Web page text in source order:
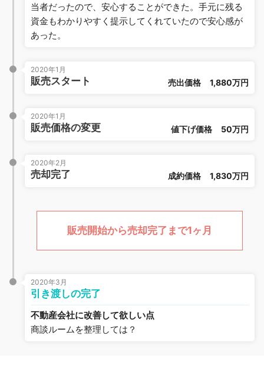
当者だったので、安心することができた。手元に残る
資金もわかりやすく提示してくれていたので安心感が
あった。
2020年1月
販売スタート 売出価格 1,880万円
2020年1月
販売価格の変更 値下げ価格 50万円
2020年2月
売却完了 成約価格 1,830万円
販売開始から売却完了まで1ヶ月
2020年3月
引き渡しの完了
不動産会社に改善して欲しい点
商談ルームを整理しては？